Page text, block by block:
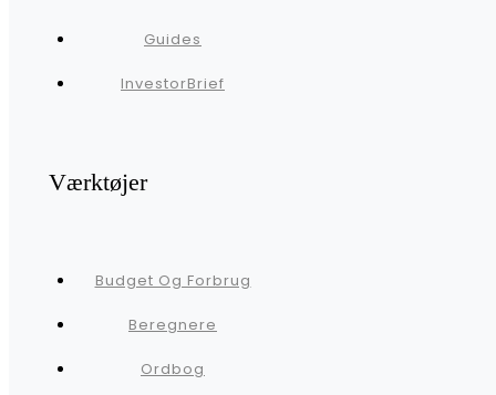
Guides
InvestorBrief
Værktøjer
Budget Og Forbrug
Beregnere
Ordbog